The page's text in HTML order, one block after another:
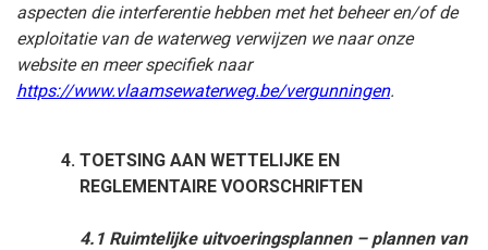
aspecten die interferentie hebben met het beheer en/of de
exploitatie van de waterweg verwijzen we naar onze
website en meer specifiek naar
https://www.vlaamsewaterweg.be/vergunningen.
TOETSING AAN WETTELIJKE EN
REGLEMENTAIRE VOORSCHRIFTEN
4.1 Ruimtelijke uitvoeringsplannen – plannen van